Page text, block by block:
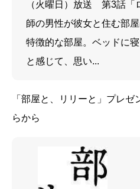
（火曜日）放送 第3話「
師の男性が彼女と住む部
特徴的な部屋。ベッドに
と感じて、思い...
「部屋と、リリーと」プレ
らから